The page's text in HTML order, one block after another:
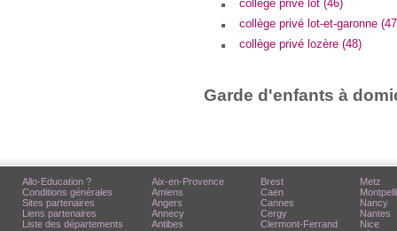
collège privé lot (46)
collège privé lot-et-garonne
collège privé lozère (48)
Garde d'enfants à
Allo-Education ?
Conditions générales
Sites partenaires
Liens partenaires
Liste des départements
Aix-en-Provence
Amiens
Angers
Annecy
Antibes
Brest
Caen
Cannes
Cergy
Clermont-Ferrand
Metz
Nancy
Nantes
Nice